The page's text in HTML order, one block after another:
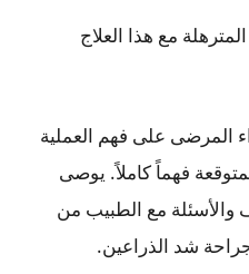
مع هذا العلاج
المرضى على فهم العملية
فهماً كاملاً. يوصى
والأسئلة مع الطبيب من
شد الذراعين.